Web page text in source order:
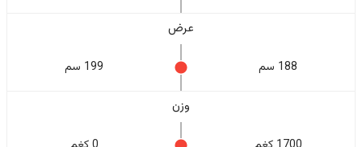
عرض
188 سم 199 سم
وزن